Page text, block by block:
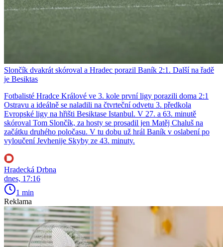
Slončík dvakrát skóroval a Hradec porazil Baník 2:1. Další na řadě
je Besiktas
Fotbalisté Hradce Králové ve 3. kole první ligy porazili doma 2:1
Ostravu a ideálně se naladili na čtvrteční odvetu 3. předkola
Evropské ligy na hřišti Besiktase Istanbul. V 27. a 63. minutě
skóroval Tom Slončík, za hosty se prosadil jen Matěj Chaluš na
začátku druhého poločasu. V tu dobu už hrál Baník v oslabení po
vyloučení Jevhenije Skyby ze 43. minuty.
Hradecká Drbna
dnes, 17:16
1 min
Reklama